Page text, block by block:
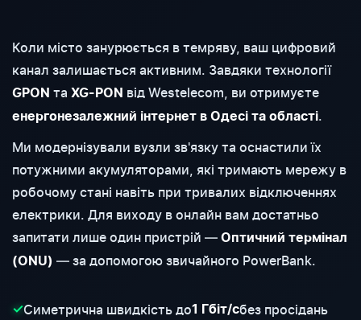
Коли місто занурюється в темряву, ваш цифровий
канал залишається активним. Завдяки технології
GPON та XG-PON від Westelecom, ви отримуєте
енергонезалежний інтернет в Одесі та області.
Ми модернізували вузли зв'язку та оснастили їх
потужними акумуляторами, які тримають мережу в
робочому стані навіть при тривалих відключеннях
електрики. Для виходу в онлайн вам достатньо
запитати лише один пристрій — Оптичний термінал
(ONU) — за допомогою звичайного PowerBank.
✓Симетрична швидкість до1 Гбіт/сбез просідань